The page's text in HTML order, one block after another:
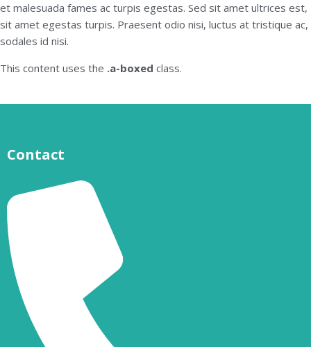
et malesuada fames ac turpis egestas. Sed sit amet ultrices est,
sit amet egestas turpis. Praesent odio nisi, luctus at tristique ac,
sodales id nisi.
This content uses the .a-boxed class.
Contact